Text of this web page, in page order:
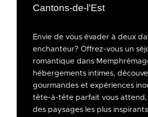
Cantons-de-l’Est
Envie de vous évader à deux
enchanteur? Offrez-vous un
romantique dans
hébergements intimes,
gourmandes et expériences
tête-à-tête parfait vous
des paysages les plus